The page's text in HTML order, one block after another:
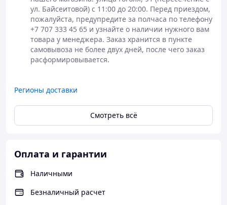
Способ: Принимать во время еды или за 1 час
до сна, запивая водой.
Курс: Рекомендуемый курс — от 1 до 2 месяцев.
Важно: Липосомальная форма позволяет
принимать препарат даже людям с повышенной
кислотностью желудка.
приема).
Технология: Liposomal Delivery System
(Липосомальная доставка).
Форма выпуска: Таблетки.
выше, чем у цитрата или оксида магния.
ул. Байсеитовой) с 11:00 до 20:00. Перед приездом,
пожалуйста, предупредите за полчаса по телефону
+7 707 333 45 65 и узнайте о наличии нужного вам
товара у менеджера. Заказ хранится в пункте
самовывоза не более двух дней, после чего заказ
Регионы доставки
Смотреть всё
Оплата и гарантии
Наличными
Безналичный расчет